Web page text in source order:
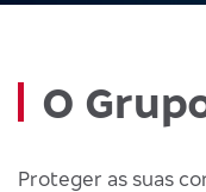
O
Proteger as suas